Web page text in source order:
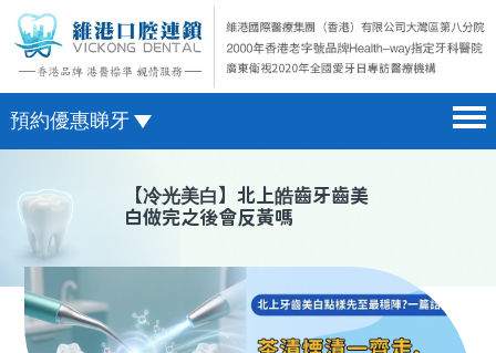
預約優惠睇牙
醫院簡介 hospital introduction
醫生介紹 doctor introduction
醫療新聞 medical news
微信預約
WhatsApp預約
【冷光美白】北上皓齒牙齒美
白做完之後會反黃嗎